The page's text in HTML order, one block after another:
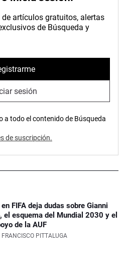
artículos gratuitos, alertas
de Búsqueda y
sesión
a todo el contenido de Búsqueda
de suscripción.
FIFA deja dudas sobre Gianni
el esquema del Mundial 2030 y el
de la AUF
PITTALUGA